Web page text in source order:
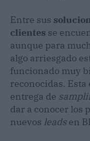
Entre sus
clientes se
aunque para
algo arriesgado
funcionado muy
reconocidas.
entrega de
dar a conocer los
nuevos leadsen